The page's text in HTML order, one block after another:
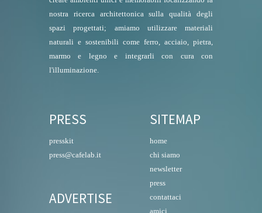
nostra ricerca architettonica sulla qualità degli
spazi progettati; amiamo utilizzare materiali
naturali e sostenibili come ferro, acciaio, pietra,
marmo e legno e integrarli con cura con
l'illuminazione.
PRESS
presskit
press@cafelab.it
ADVERTISE
SITEMAP
home
chi siamo
newsletter
press
contattaci
amici